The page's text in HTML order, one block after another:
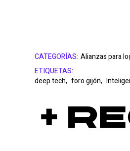
CATEGORÍAS: Alianzas para
ETIQUETAS:
deep tech, foro gijón,
+